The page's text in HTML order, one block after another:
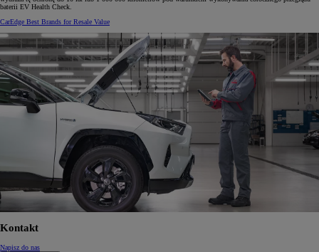
baterii EV Health Check.
CarEdge Best Brands for Resale Value
Kontakt
Napisz do nas